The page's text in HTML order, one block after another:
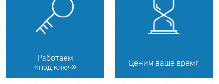
Работаем
«под ключ»
Ценим ваше время